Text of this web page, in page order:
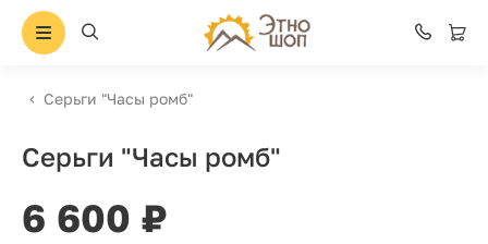
Серьги "Часы ромб"
Серьги "Часы ромб"
6 600 ₽